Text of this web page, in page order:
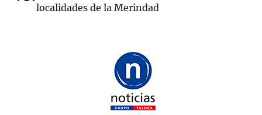
localidades de la Merindad